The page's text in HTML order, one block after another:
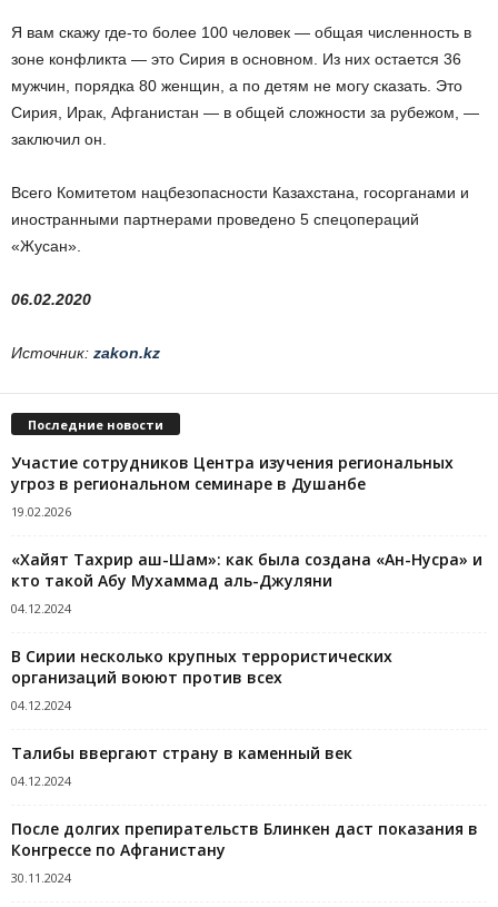
Я вам скажу где-то более 100 человек — общая численность в
зоне конфликта — это Сирия в основном. Из них остается 36
мужчин, порядка 80 женщин, а по детям не могу сказать. Это
Сирия, Ирак, Афганистан — в общей сложности за рубежом, —
заключил он.
Всего Комитетом нацбезопасности Казахстана, госорганами и
иностранными партнерами проведено 5 спецопераций
«Жусан».
06.02.2020
Источник: zakon.kz
Последние новости
Участие сотрудников Центра изучения региональных
угроз в региональном семинаре в Душанбе
19.02.2026
«Хайят Тахрир аш-Шам»: как была создана «Ан-Нусра» и
кто такой Абу Мухаммад аль-Джуляни
04.12.2024
В Сирии несколько крупных террористических
организаций воюют против всех
04.12.2024
Талибы ввергают страну в каменный век
04.12.2024
После долгих препирательств Блинкен даст показания в
Конгрессе по Афганистану
30.11.2024